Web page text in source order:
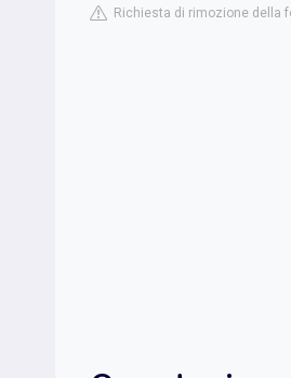
Richiesta di rimozione della